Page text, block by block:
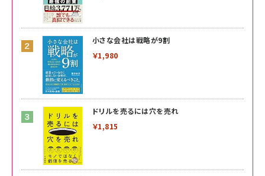
小さな会社は戦略が9割
￥1,980
ドリルを売るには穴を売れ
￥1,815